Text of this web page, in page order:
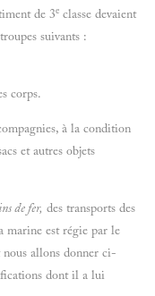
de 3e classe devaient
suivants :
corps.
à la condition
et autres objets
de fer, des transports des
marine est régie par le
allons donner ci-
dont il a lui